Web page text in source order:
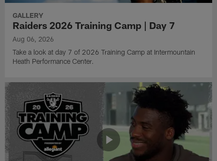
GALLERY
Raiders 2026 Training Camp | Day 7
Aug 06, 2026
Take a look at day 7 of 2026 Training Camp at Intermountain
Heath Performance Center.